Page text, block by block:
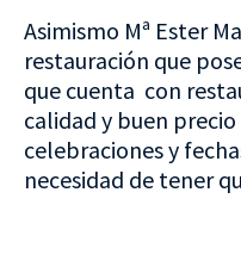
Asimismo Mª Ester
restauración que
que cuenta con
calidad y buen
celebraciones y
necesidad de tener